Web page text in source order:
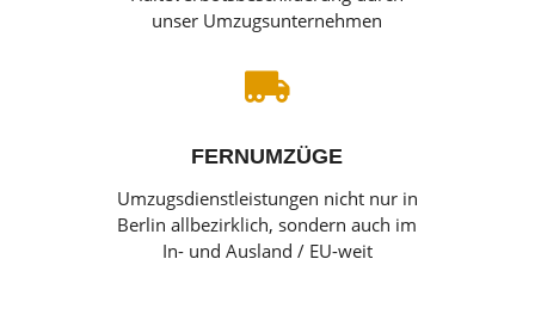
unser Umzugsunternehmen

FERNUMZÜGE
Umzugsdienstleistungen nicht nur in
Berlin allbezirklich, sondern auch im
In- und Ausland / EU-weit